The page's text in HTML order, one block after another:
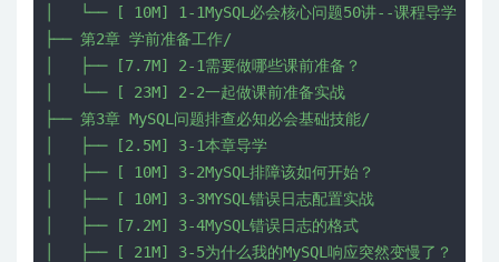
│   └── [ 10M] 1-1MySQL必会核心问题50讲--课程导学
├── 第2章 学前准备工作/
│   ├── [7.7M] 2-1需要做哪些课前准备？
│   └── [ 23M] 2-2一起做课前准备实战
├── 第3章 MySQL问题排查必知必会基础技能/
│   ├── [2.5M] 3-1本章导学
│   ├── [ 10M] 3-2MySQL排障该如何开始？
│   ├── [ 10M] 3-3MYSQL错误日志配置实战
│   ├── [7.2M] 3-4MySQL错误日志的格式
│   ├── [ 21M] 3-5为什么我的MySQL响应突然变慢了？